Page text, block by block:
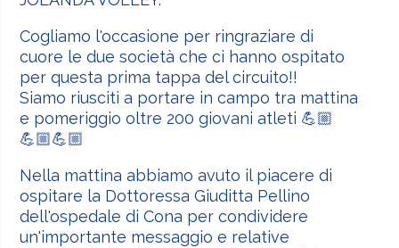
Cogliamo l'occasione per ringraziare di
cuore le due società che ci hanno ospitato
per questa prima tappa del circuito!!
Siamo riusciti a portare in campo tra mattina
e pomeriggio oltre 200 giovani atleti 💪🏼
💪🏼💪🏼
Nella mattina abbiamo avuto il piacere di
ospitare la Dottoressa Giuditta Pellino
dell'ospedale di Cona per condividere
un'importante messaggio e relative